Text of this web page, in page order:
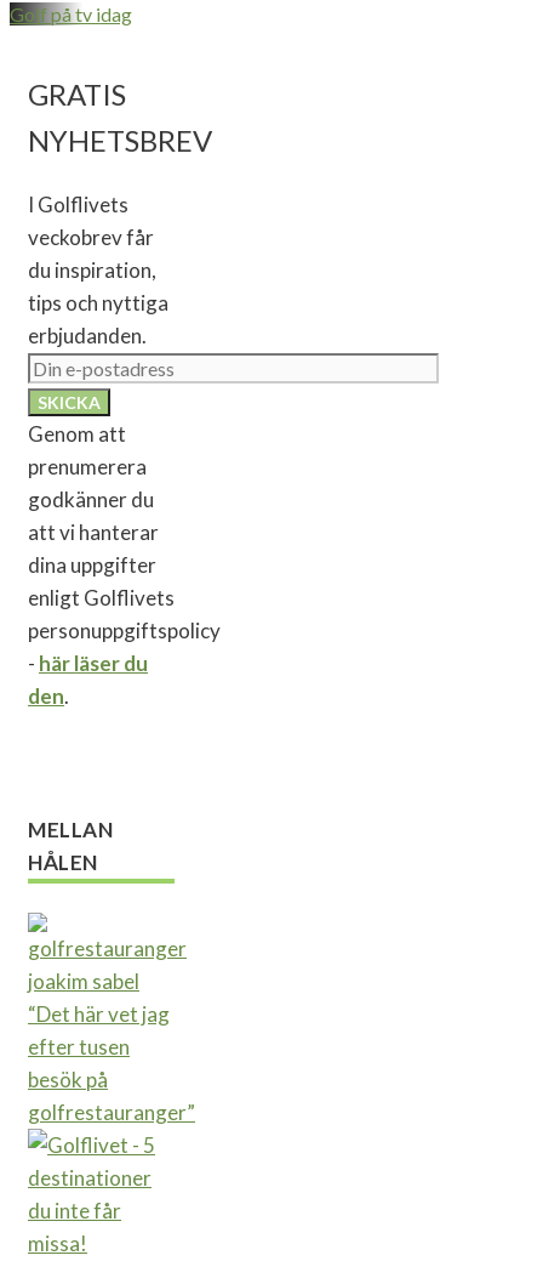
Golf på tv idag
GRATIS
NYHETSBREV
I Golflivets
veckobrev får
du inspiration,
tips och nyttiga
erbjudanden.
Genom att
prenumerera
godkänner du
att vi hanterar
dina uppgifter
enligt Golflivets
personuppgiftspolicy
- här läser du
den.
MELLAN
HÅLEN
“Det här vet jag
efter tusen
besök på
golfrestauranger”